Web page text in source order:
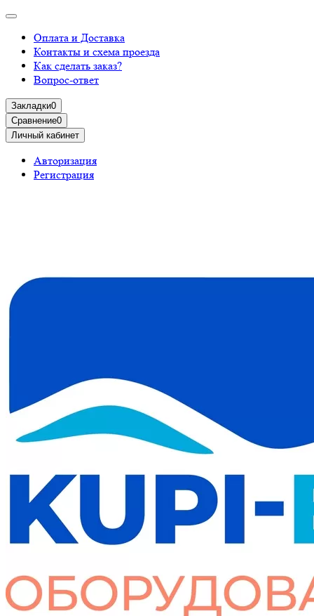
Оплата и Доставка
Контакты и схема проезда
Как сделать заказ?
Вопрос-ответ
Закладки0
Сравнение0
Личный кабинет
Авторизация
Регистрация